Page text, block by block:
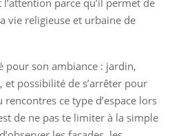
vie religieuse et urbaine de
pour son ambiance : jardin,
et possibilité de s’arrêter pour
ce type d’espace lors
de ne pas te limiter à la simple